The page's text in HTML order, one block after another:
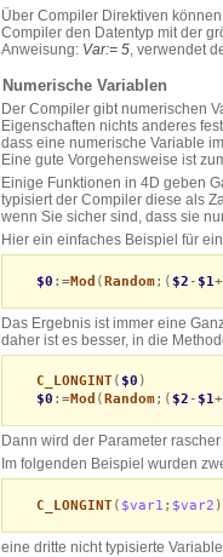
Über Compiler Direktiven
Compiler den Datentyp mit der
Anweisung: Var:= 5, verwendet
Numerische Variablen
Der Compiler gibt numerischen
Eigenschaften nichts anderes
dass eine numerische Variable
Eine gute Vorgehensweise ist
Einige Funktionen in 4D geben
typisiert der Compiler diese als
wenn Sie sicher sind, dass sie
Hier ein einfaches Beispiel für
$0 :=Mod (Random;( $2 - $1
Das Ergebnis ist immer eine
daher ist es besser, in die
C_LONGINT( $0 )
$0 :=Mod ( Random;( $2 - $1
Dann wird der Parameter
Im folgenden Beispiel wurden
C_LONGINT( $var1 ; $var2 )
eine dritte nicht typisierte